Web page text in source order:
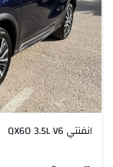
انفنتي QX60 3.5L V6